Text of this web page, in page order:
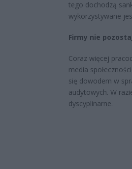
tego dochodzą
wykorzystywane
Firmy nie
Coraz więcej
media
się dowodem w
audytowych. W
dyscyplinarne.